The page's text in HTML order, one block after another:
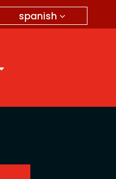
spanish